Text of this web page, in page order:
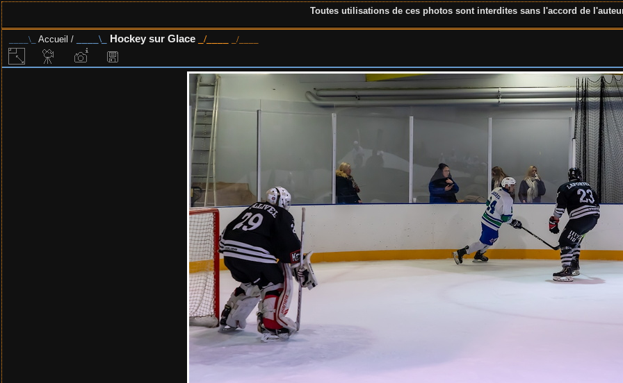
Toutes utilisations de ces photos sont interdites sans l'accord de
Accueil / Hockey sur Glace